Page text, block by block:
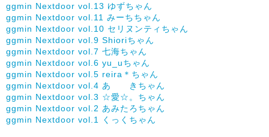
ggmin Nextdoor vol.13 ゆずちゃん
ggmin Nextdoor vol.11 みーちちゃん
ggmin Nextdoor vol.10 セリヌンティちゃん
ggmin Nextdoor vol.9 Shioriちゃん
ggmin Nextdoor vol.7 七海ちゃん
ggmin Nextdoor vol.6 yu_uちゃん
ggmin Nextdoor vol.5 reira＊ちゃん
ggmin Nextdoor vol.4 あ きちゃん
ggmin Nextdoor vol.3 ☆愛☆。ちゃん
ggmin Nextdoor vol.2 あみたろちゃん
ggmin Nextdoor vol.1 くっくちゃん